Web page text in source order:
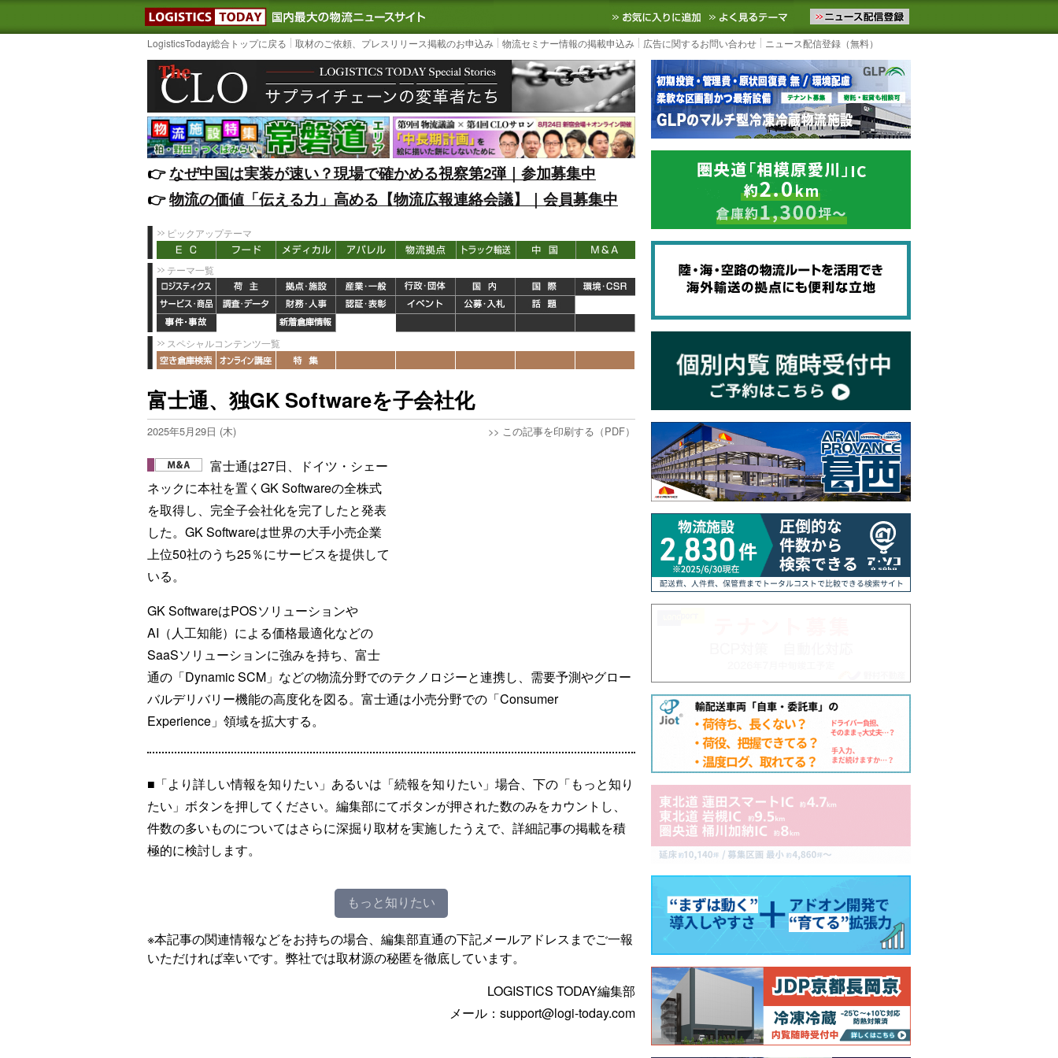
LOGISTICS TODAY｜国内最大の物流ニュースサイト3PL, SCMなど国内外の最新の物流ニュースをお届けします。物流ニュースメール配信を登録す
お気に入りに追加 よく見るテーマ
LogisticsToday総合トップに戻る 取材のご依頼、プレスリリース掲載のお申込み 物流セミナー情報の掲載申込み 広告に関するお問い合わせ ニュース配信登録（無料）
👉️なぜ中国は実装が速い？現場で確かめる視察第2弾｜参加募集中
👉️物流の価値「伝える力」高める【物流広報連絡会議】｜会員募集中
ピックアップテーマ
テーマ一覧
スペシャルコンテンツ一覧
富士通、独GK Softwareを子会社化
2025年5月29日 (木) >> この記事を印刷する（PDF）
富士通は27日、ドイツ・シェー
ネックに本社を置くGK Softwareの全株式
を取得し、完全子会社化を完了したと発表
した。GK Softwareは世界の大手小売企業
上位50社のうち25％にサービスを提供して
いる。
GK SoftwareはPOSソリューションや
AI（人工知能）による価格最適化などの
SaaSソリューションに強みを持ち、富士
通の「Dynamic SCM」などの物流分野でのテクノロジーと連携し、需要予測やグロー
バルデリバリー機能の高度化を図る。富士通は小売分野での「Consumer
Experience」領域を拡大する。
■「より詳しい情報を知りたい」あるいは「続報を知りたい」場合、下の「もっと知り
たい」ボタンを押してください。編集部にてボタンが押された数のみをカウントし、
件数の多いものについてはさらに深掘り取材を実施したうえで、詳細記事の掲載を積
極的に検討します。
もっと知りたい
※本記事の関連情報などをお持ちの場合、編集部直通の下記メールアドレスまでご一報
いただければ幸いです。弊社では取材源の秘匿を徹底しています。
LOGISTICS TODAY編集部
メール：support@logi-today.com